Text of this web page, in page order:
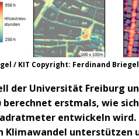
/ KIT Copyright: Ferdinand Briegel
der Universität Freiburg
berechnet erstmals, wie
entwickeln wird.
Klimawandel